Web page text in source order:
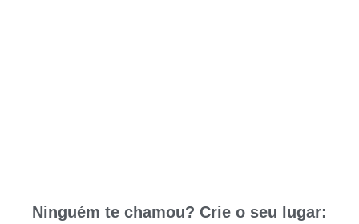
Ninguém te chamou? Crie o seu lugar: